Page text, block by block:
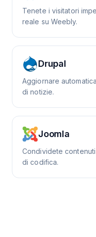
Tenete i visitatori
reale su Weebly.
Drupal
Aggiornare
di notizie.
Joomla
Condividete
di codifica.